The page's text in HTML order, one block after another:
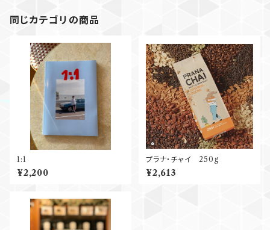
同じカテゴリの商品
1:1
¥2,200
プラナ・チャイ 250g
¥2,613